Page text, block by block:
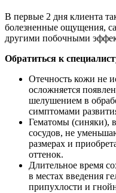
В первые 2 дня клиента
болезненные ощущения,
другими побочными
Обратиться к
Отечность кожи не
осложняется
шелушением в
симптомами
Гематомы (синяки),
сосудов, не
размерах и
оттенок.
Длительное время
в местах введения
припухлости и